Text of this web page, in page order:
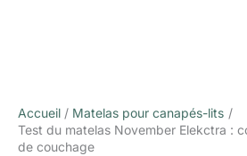
Accueil
Matelas pour canapés-lits
Test du matelas November Elekctra :
de couchage